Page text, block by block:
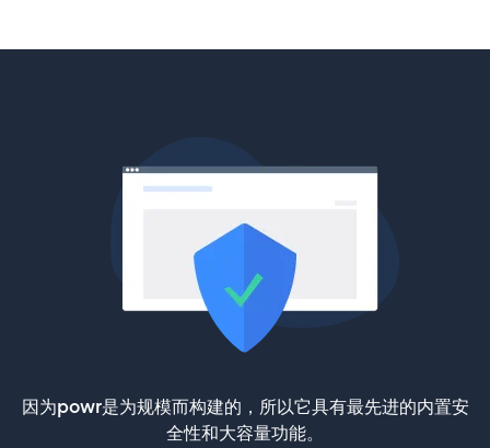
因为powr是为规模而构建的，所以它具有最先进的内置安
全性和大容量功能。